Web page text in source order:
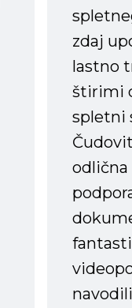
zdaj
lastno
štirimi
spletni